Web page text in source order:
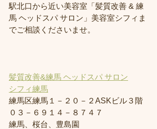
駅北口から近い美容室「髪質改善 & 練
馬 ヘッドスパ サロン」美容室シフィま
でご相談くださいませ。
髪質改善&練馬 ヘッドスパ サロン
シフィ練馬
練馬区練馬１－２０－２ASKビル３階
０３－６９１４－８７４７
練馬、桜台、豊島園